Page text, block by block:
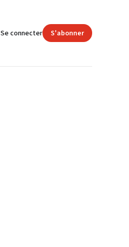
Se connecter S'abonner